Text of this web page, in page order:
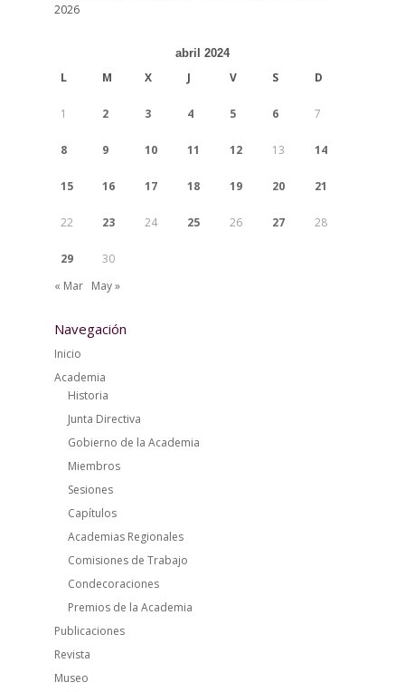
2026
abril 2024
L M X J V S D
1 2 3 4 5 6 7
8 9 10 11 12 13 14
15 16 17 18 19 20 21
22 23 24 25 26 27 28
29
30
« Mar
May »
Navegación
Inicio
Academia
Historia
Junta Directiva
Gobierno de la Academia
Miembros
Sesiones
Capítulos
Academias Regionales
Comisiones de Trabajo
Condecoraciones
Premios de la Academia
Publicaciones
Revista
Museo